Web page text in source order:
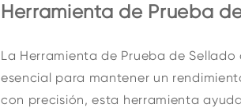
Herramienta de Prueba
La Herramienta de Prueba de
esencial para mantener un
con precisión, esta herramienta